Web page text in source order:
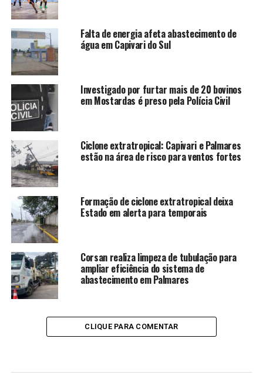
Falta de energia afeta abastecimento de
água em Capivari do Sul
Investigado por furtar mais de 20 bovinos
em Mostardas é preso pela Polícia Civil
Ciclone extratropical: Capivari e Palmares
estão na área de risco para ventos fortes
Formação de ciclone extratropical deixa
Estado em alerta para temporais
Corsan realiza limpeza de tubulação para
ampliar eficiência do sistema de
abastecimento em Palmares
CLIQUE PARA COMENTAR